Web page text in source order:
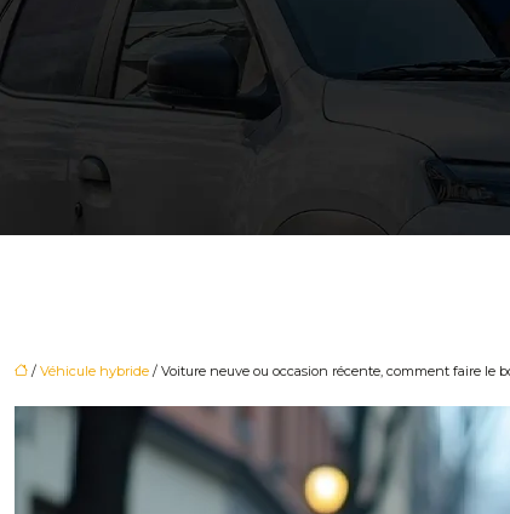
/ Véhicule hybride / Voiture neuve ou occasion récente, comment faire le